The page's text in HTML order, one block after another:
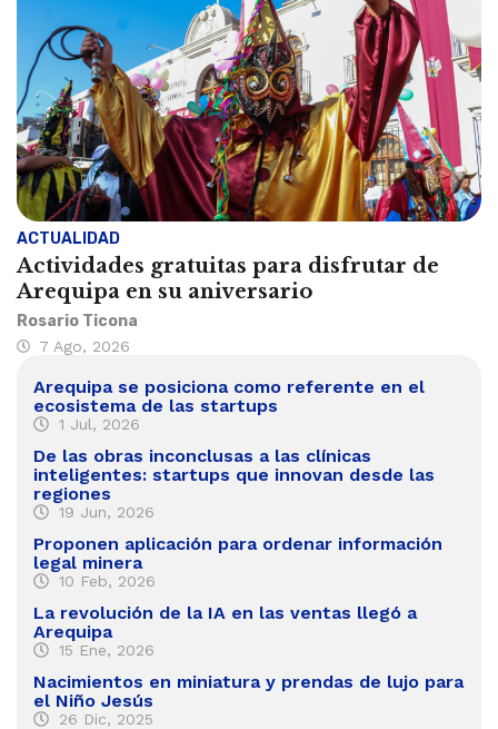
ACTUALIDAD
Actividades gratuitas para disfrutar de
Arequipa en su aniversario
Rosario Ticona
7 Ago, 2026
Arequipa se posiciona como referente en el
ecosistema de las startups
1 Jul, 2026
De las obras inconclusas a las clínicas
inteligentes: startups que innovan desde las
regiones
19 Jun, 2026
Proponen aplicación para ordenar información
legal minera
10 Feb, 2026
La revolución de la IA en las ventas llegó a
Arequipa
15 Ene, 2026
Nacimientos en miniatura y prendas de lujo para
el Niño Jesús
26 Dic, 2025